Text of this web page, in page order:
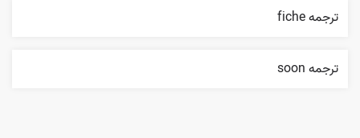
ترجمه fiche
ترجمه soon